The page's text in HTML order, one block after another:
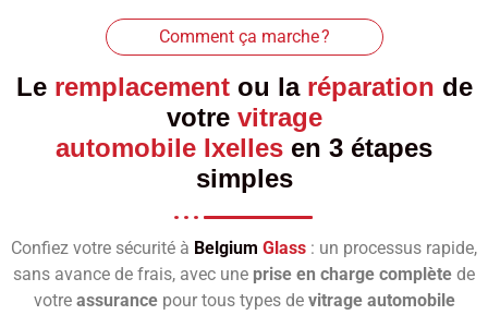
Comment ça marche ?
Le remplacementou la réparation de
votre vitrage
automobile Ixelles en 3 étapes
simples
Confiez votre sécurité à Belgium Glass : un processus rapide,
sans avance de frais, avec une prise en charge complète de
votre assurancepour tous types de vitrage automobile